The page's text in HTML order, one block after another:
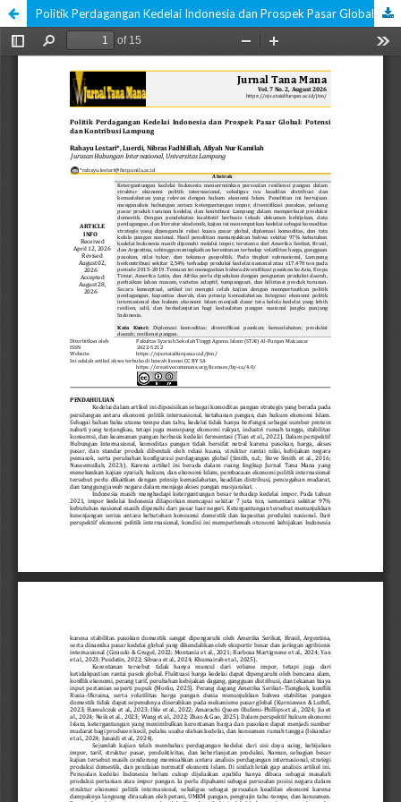
Politik Perdagangan Kedelai Indonesia dan Prospek Pasar Global: Potensi dan Kontribusi Lampung